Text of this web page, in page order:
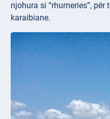
njohura si “rhumeries”,
karaibiane.